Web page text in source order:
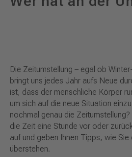
Die Zeitumstellung – egal ob
bringt uns jedes Jahr aufs Neue
ist, dass der menschliche Körper
um sich auf die neue Situation
nochmal genau die
die Zeit eine Stunde vor oder
auf und geben Ihnen Tipps, wie
überstehen.